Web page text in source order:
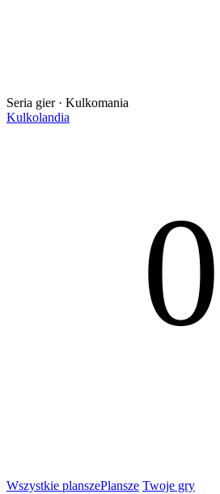
Seria gier · Kulkomania
Kulkolandia
0
Wszystkie planszePlansze Twoje gry